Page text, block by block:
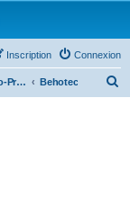
Connexion
Inscription
Réacteurs et Turbo-Propulseurs Behotec